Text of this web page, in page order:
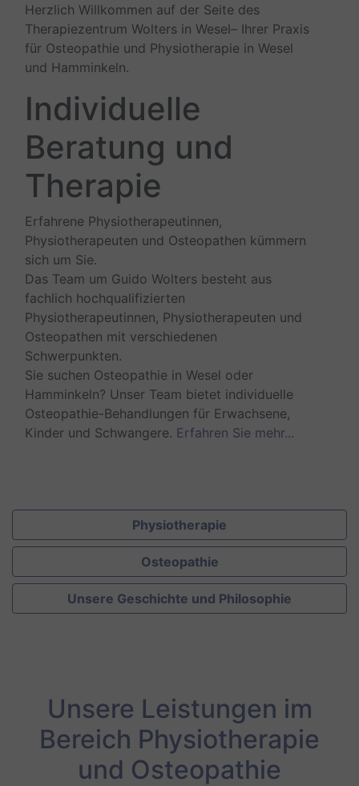
Herzlich Willkommen auf der Seite des
Therapiezentrum Wolters in Wesel– Ihrer Praxis
für Osteopathie und Physiotherapie in Wesel
und Hamminkeln.
Individuelle
Beratung und
Therapie
Erfahrene Physiotherapeutinnen,
Physiotherapeuten und Osteopathen kümmern
sich um Sie.
Das Team um Guido Wolters besteht aus
fachlich hochqualifizierten
Physiotherapeutinnen, Physiotherapeuten und
Osteopathen mit verschiedenen
Schwerpunkten.
Sie suchen Osteopathie in Wesel oder
Hamminkeln? Unser Team bietet individuelle
Osteopathie-Behandlungen für Erwachsene,
Kinder und Schwangere. Erfahren Sie mehr...
Physiotherapie
Osteopathie
Unsere Geschichte und Philosophie
Unsere Leistungen im
Bereich Physiotherapie
und Osteopathie